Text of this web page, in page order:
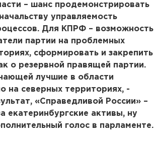
– шанс продемонстрировать
управляемость
Для КПРФ – возможность
партии на проблемных
сформировать и закрепить
о резервной правящей партии.
лучшие в области
на северных территориях, -
«Справедливой России» –
екатеринбургские активы, ну
голос в парламенте.